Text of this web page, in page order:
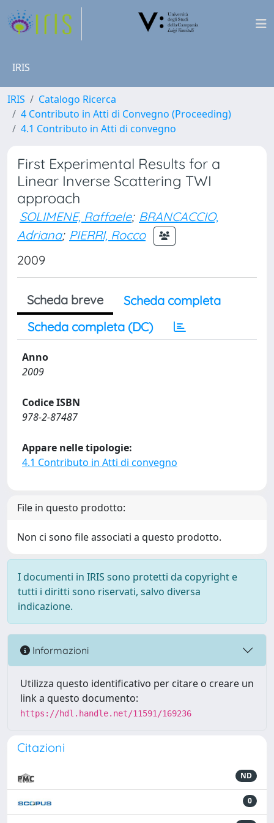
IRIS
IRIS
Catalogo Ricerca
4 Contributo in Atti di Convegno (Proceeding)
4.1 Contributo in Atti di convegno
First Experimental Results for a
Linear Inverse Scattering TWI
approach
SOLIMENE, Raffaele; BRANCACCIO,
Adriana; PIERRI, Rocco
2009
Scheda breve
Scheda completa
Scheda completa (DC)
Anno
2009
Codice ISBN
978-2-87487
Appare nelle tipologie:
4.1 Contributo in Atti di convegno
File in questo prodotto:
Non ci sono file associati a questo prodotto.
I documenti in IRIS sono protetti da copyright e
tutti i diritti sono riservati, salvo diversa
indicazione.
Informazioni
Utilizza questo identificativo per citare o creare un
link a questo documento:
https://hdl.handle.net/11591/169236
Citazioni
ND
0